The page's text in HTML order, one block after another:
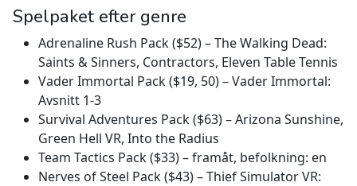
Spelpaket efter genre
Adrenaline Rush Pack ($52) – The Walking Dead:
Saints & Sinners, Contractors, Eleven Table Tennis
Vader Immortal Pack ($19, 50) – Vader Immortal:
Avsnitt 1-3
Survival Adventures Pack ($63) – Arizona Sunshine,
Green Hell VR, Into the Radius
Team Tactics Pack ($33) – framåt, befolkning: en
Nerves of Steel Pack ($43) – Thief Simulator VR: